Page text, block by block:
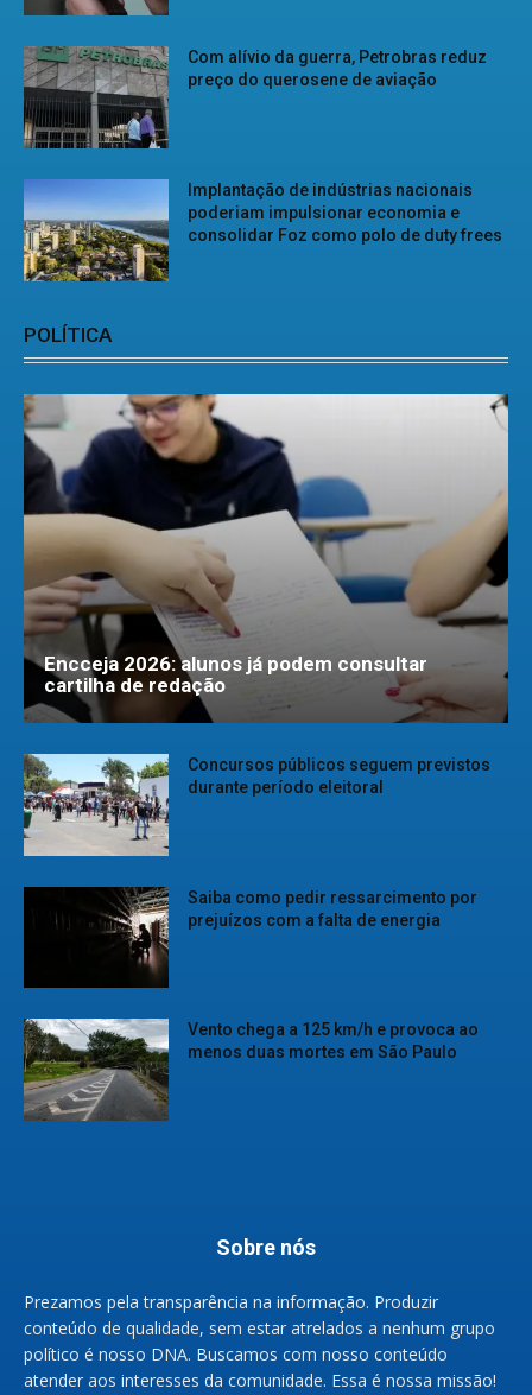
Com alívio da guerra, Petrobras reduz
preço do querosene de aviação
Implantação de indústrias nacionais
poderiam impulsionar economia e
consolidar Foz como polo de duty frees
POLÍTICA
Encceja 2026: alunos já podem consultar
cartilha de redação
Concursos públicos seguem previstos
durante período eleitoral
Saiba como pedir ressarcimento por
prejuízos com a falta de energia
Vento chega a 125 km/h e provoca ao
menos duas mortes em São Paulo
Sobre nós
Prezamos pela transparência na informação. Produzir
conteúdo de qualidade, sem estar atrelados a nenhum grupo
político é nosso DNA. Buscamos com nosso conteúdo
atender aos interesses da comunidade. Essa é nossa missão!